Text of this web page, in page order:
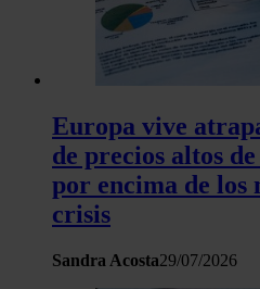
Europa vive
de precios altos
por encima de los
crisis
Sandra Acosta29/07/2026